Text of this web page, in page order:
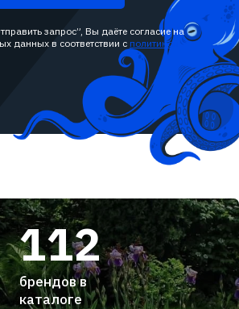
запрос”, Вы даёте согласие на
данных в соответствии с политикой
112
брендов в
каталоге